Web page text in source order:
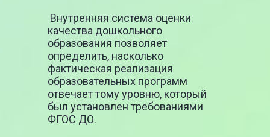
Внутренняя система оценки
качества дошкольного
образования позволяет
определить, насколько
фактическая реализация
образовательных программ
отвечает тому уровню, который
был установлен требованиями
ФГОС ДО.